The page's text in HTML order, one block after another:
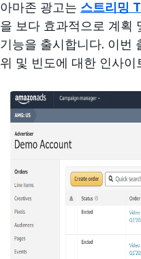
아마존 광고는 스트리밍
을 보다 효과적으로 계획
기능을 출시합니다. 이번
위 및 빈도에 대한 인사